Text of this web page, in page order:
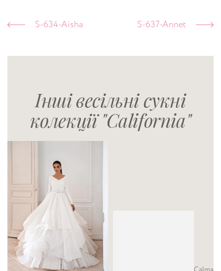
S-634-Aisha S-637-Annet
Інші весільні сукні
колекції "California"